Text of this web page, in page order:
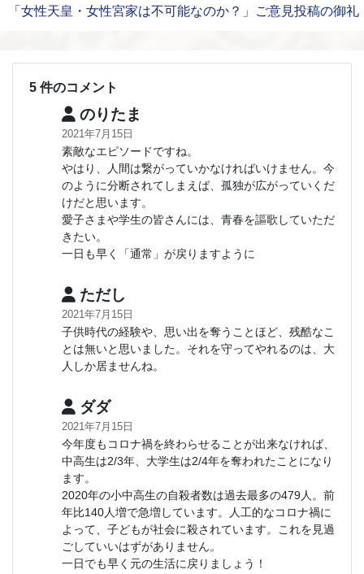
「女性天皇・女性宮家は不可能なのか？」ご意見投稿の御礼
5 件のコメント
のりたま
2021年7月15日
素敵なエピソードですね。
やはり、人間は繋がっていかなければいけません。今
のように分断されてしまえば、孤独が広がっていくだ
けだと思います。
愛子さまや学生の皆さんには、青春を謳歌していただ
きたい。
一日も早く「通常」が戻りますように
ただし
2021年7月15日
子供時代の経験や、思い出を奪うことほど、残酷なこ
とは無いと思いました。それを守ってやれるのは、大
人しか居ませんね。
ダダ
2021年7月15日
今年度もコロナ禍を終わらせることが出来なければ、
中高生は2/3年、大学生は2/4年を奪われたことになり
ます。
2020年の小中高生の自殺者数は過去最多の479人。前
年比140人増で急増しています。人工的なコロナ禍に
よって、子どもが社会に殺されています。これを見過
ごしていいはずがありません。
一日でも早く元の生活に戻りましょう！